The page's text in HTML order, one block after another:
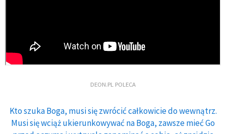
DEON.PL POLECA
Kto szuka Boga, musi się zwrócić całkowicie do wewnątrz.
Musi się wciąż ukierunkowywać na Boga, zawsze mieć Go